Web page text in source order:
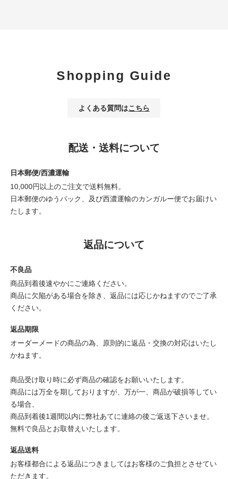
Shopping Guide
よくある質問はこちら
配送・送料について
日本郵便/西濃運輸
10,000円以上のご注文で送料無料。
日本郵便のゆうパック、及び西濃運輸のカンガルー便でお届けい
たします。
返品について
不良品
商品到着後速やかにご連絡ください。
商品に欠陥がある場合を除き、返品には応じかねますのでご了承
ください。
返品期限
オーダーメードの商品の為、原則的に返品・交換の対応はいたし
かねます。
商品受け取り時に必ず商品の確認をお願いいたします。
商品には万全を期しておりますが、万が一、商品が破損等してい
る場合、
商品到着後1週間以内に弊社あてに連絡の後ご返送下さいませ。
無料で良品とお取替えいたします。
返品送料
お客様都合による返品につきましてはお客様のご負担とさせてい
ただきます。